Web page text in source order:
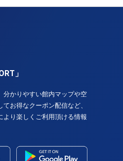
」
分かりやすい館内マップや空
お得なクーポン配信など、
より楽しくご利用頂ける情報